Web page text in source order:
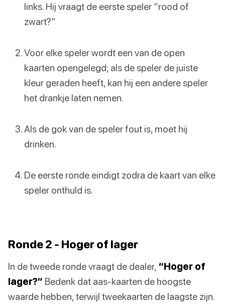
links. Hij vraagt de eerste speler “rood of
zwart?”
Voor elke speler wordt een van de open
kaarten opengelegd; als de speler de juiste
kleur geraden heeft, kan hij een andere speler
het drankje laten nemen.
Als de gok van de speler fout is, moet hij
drinken.
De eerste ronde eindigt zodra de kaart van elke
speler onthuld is.
Ronde 2 - Hoger of lager
In de tweede ronde vraagt de dealer, “Hoger of
lager?” Bedenk dat aas-kaarten de hoogste
waarde hebben, terwijl tweekaarten de laagste zijn.